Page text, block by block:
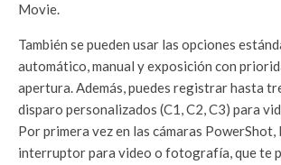
Movie.
También se pueden usar las opciones
automático, manual y exposición con
apertura. Además, puedes registrar hasta
disparo personalizados (C1, C2, C3) para
Por primera vez en las cámaras PowerShot,
interruptor para video o fotografía, que te